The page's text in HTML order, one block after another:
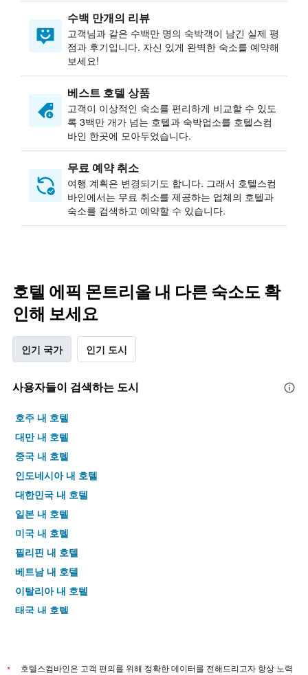
수백 만개의 리뷰
고객님과 같은 수백만 명의 숙박객이 남긴 실제 평
점과 후기입니다. 자신 있게 완벽한 숙소를 예약해
보세요!
베스트 호텔 상품
고객이 이상적인 숙소를 편리하게 비교할 수 있도
록 3백만 개가 넘는 호텔과 숙박업소를 호텔스컴
바인 한곳에 모아두었습니다.
무료 예약 취소
여행 계획은 변경되기도 합니다. ​그래서 호텔스컴
바인에서는 무료 취소를 제공하는 업체의 호텔과
숙소를 검색하고 예약할 수 있습니다.
호텔 에픽 몬트리올 내 다른 숙소도 확
인해 보세요
인기 국가 인기 도시
사용자들이 검색하는 도시
호주 내 호텔
대만 내 호텔
중국 내 호텔
인도네시아 내 호텔
대한민국 내 호텔
일본 내 호텔
미국 내 호텔
필리핀 내 호텔
베트남 내 호텔
이탈리아 내 호텔
태국 내 호텔
*
호텔스컴바인은 고객 편의를 위해 정확한 데이터를 전해드리고자 항상 노력